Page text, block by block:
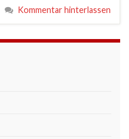
Kommentar hinterlassen